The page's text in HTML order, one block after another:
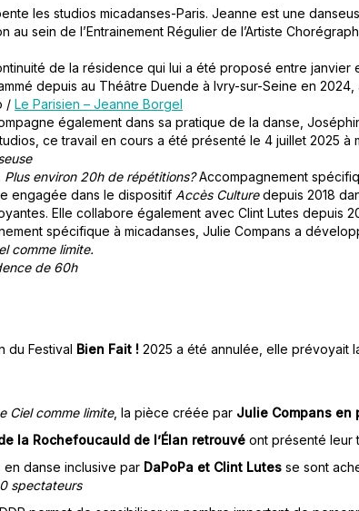
les studios micadanses-Paris. Jeanne est une
au sein de l’Entrainement Régulier de l’Artiste
de la résidence qui lui a été proposé entre janvier
depuis au Théâtre Duende à Ivry-sur-Seine en 2024,
/ Le Parisien – Jeanne Borgel
également dans sa pratique de la danse,
ce travail en cours a été présenté le 4 juillet 2025 à
Plus environ 20h de répétitions?Accompagnement
engagée dans le dispositif Accès Culturedepuis 2018
Elle collabore également avec Clint Lutes depuis
spécifique à micadanses, Julie Compans a
comme limite.
de 60h
du Festival Bien Fait ! 2025 a été annulée, elle prévoyait
Ciel comme limite, la pièce créée par Julie Compans en
la Rochefoucauld de l’Élan retrouvé ont présenté leur
danse inclusive par DaPoPa et Clint Lutes se sont
spectateurs